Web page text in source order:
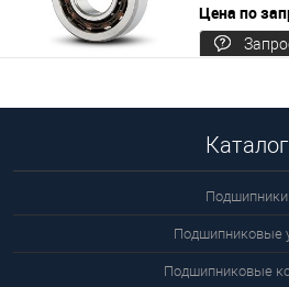
Цена по
Каталог
Подшипники
Подшипниковые
Подшипниковые